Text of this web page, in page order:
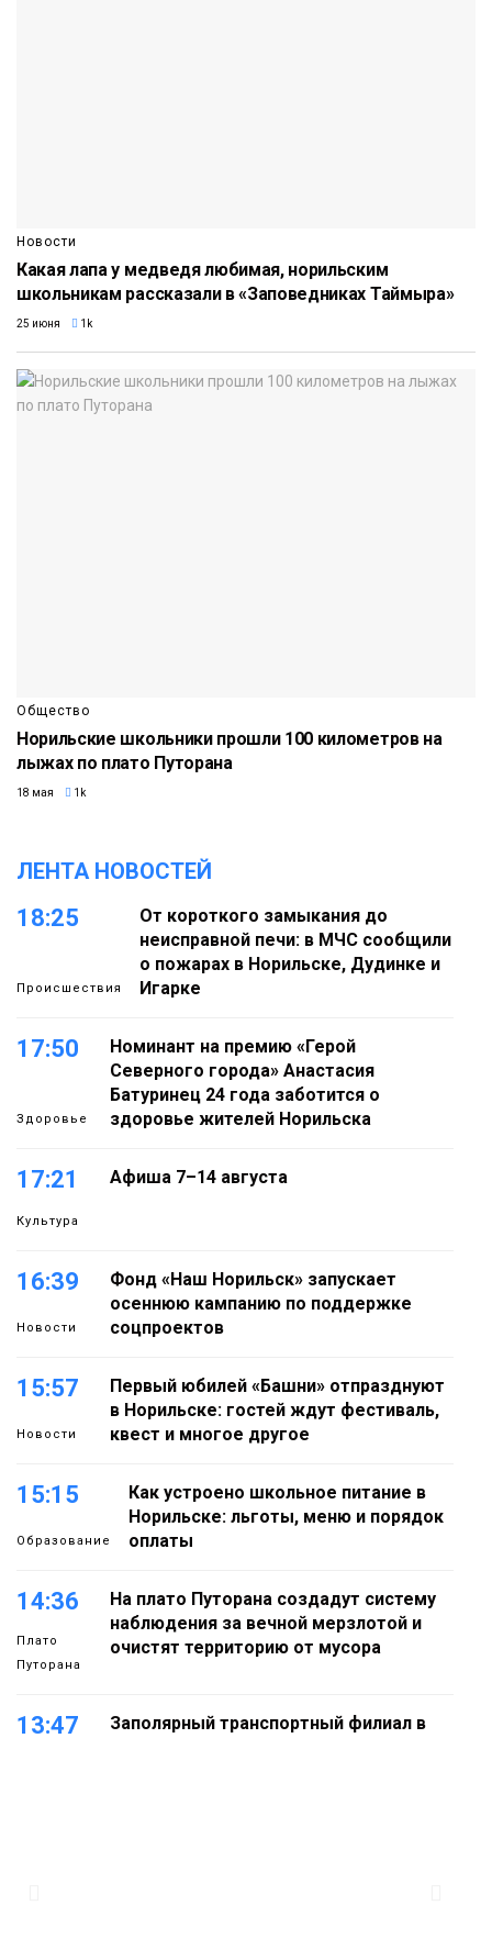
Новости
Какая лапа у медведя любимая, норильским
школьникам рассказали в «Заповедниках Таймыра»
25 июня 1k
Общество
Норильские школьники прошли 100 километров на
лыжах по плато Путорана
18 мая 1k
ЛЕНТА НОВОСТЕЙ
18:25
Происшествия
От короткого замыкания до
неисправной печи: в МЧС сообщили
о пожарах в Норильске, Дудинке и
Игарке
17:50
Здоровье
Номинант на премию «Герой
Северного города» Анастасия
Батуринец 24 года заботится о
здоровье жителей Норильска
17:21
Культура
Афиша 7–14 августа
16:39
Новости
Фонд «Наш Норильск» запускает
осеннюю кампанию по поддержке
соцпроектов
15:57
Новости
Первый юбилей «Башни» отпразднуют
в Норильске: гостей ждут фестиваль,
квест и многое другое
15:15
Образование
Как устроено школьное питание в
Норильске: льготы, меню и порядок
оплаты
14:36
Плато
Путорана
На плато Путорана создадут систему
наблюдения за вечной мерзлотой и
очистят территорию от мусора
13:47
Заполярный транспортный филиал в